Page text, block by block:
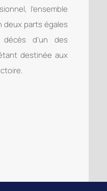
l’ensemble
deux parts égales
d’un des
destinée aux